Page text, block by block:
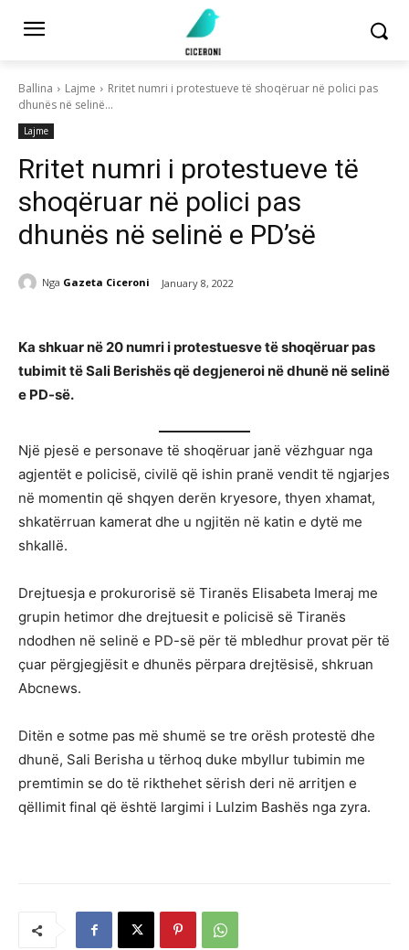
Ballina Lajme
Rritet numri i protestueve të shoqëruar në polici pas
dhunës në selinë...
Lajme
Rritet numri i protestueve të
shoqëruar në polici pas
dhunës në selinë e PD’së
Nga Gazeta Ciceroni January 8, 2022
Ka shkuar në 20 numri i protestuesve të shoqëruar pas
tubimit të Sali Berishës që degjeneroi në dhunë në selinë
e PD-së.
Një pjesë e personave të shoqëruar janë vëzhguar nga
agjentët e policisë, civilë që ishin pranë vendit të ngjarjes
në momentin që shqyen derën kryesore, thyen xhamat,
shkatërruan kamerat dhe u ngjitën në katin e dytë me
shkallë.
Drejtuesja e prokurorisë së Tiranës Elisabeta Imeraj me
grupin hetimor dhe drejtuesit e policisë së Tiranës
ndodhen në selinë e PD-së për të mbledhur provat për të
çuar përgjegjësit e dhunës përpara drejtësisë, shkruan
Abcnews.
Ditën e sotme pas më shumë se tre orësh protestë dhe
dhunë, Sali Berisha u tërhoq duke mbyllur tubimin me
premtimin se do të rikthehet sërish deri në arritjen e
qëllimit final që është largimi i Lulzim Bashës nga zyra.